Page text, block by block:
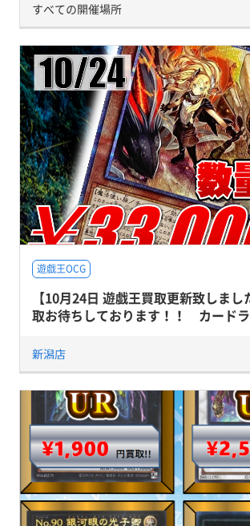
すべての開催場所
遊戯王OCG
【10月24日 遊戯王買取更新致しま
取お待ちしております！！ カード
新潟店